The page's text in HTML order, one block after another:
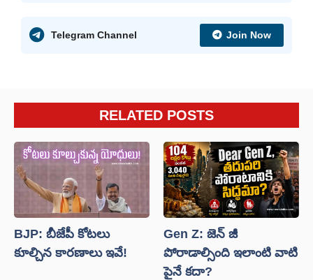
Telegram Channel Join Now
RELATED POSTS
BJP: బీజేపీ కోటలు
కూల్చిన కారణాలు ఇవే!
Gen Z: జెన్ జీ
పోరాడాల్సింది ఇలాంటి వాటి
పైనే కదా?